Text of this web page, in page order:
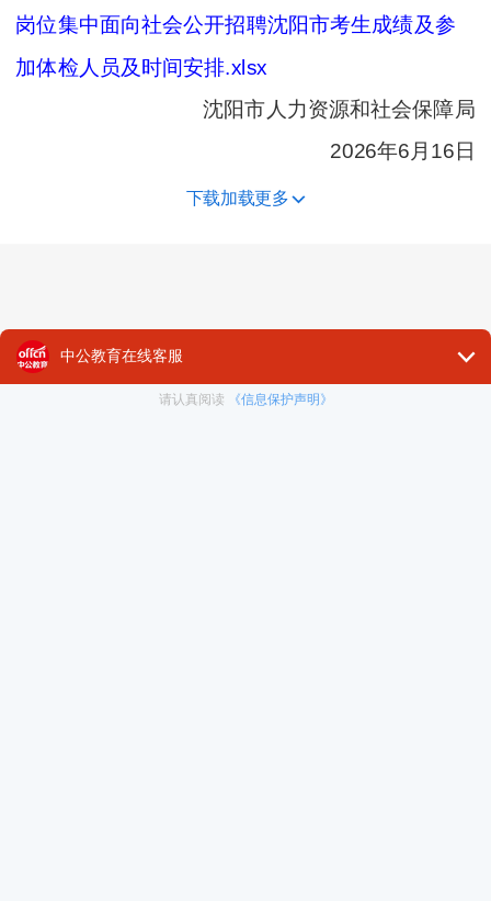
岗位集中面向社会公开招聘沈阳市考生成绩及参
加体检人员及时间安排.xlsx
沈阳市人力资源和社会保障局
2026年6月16日
下载加载更多